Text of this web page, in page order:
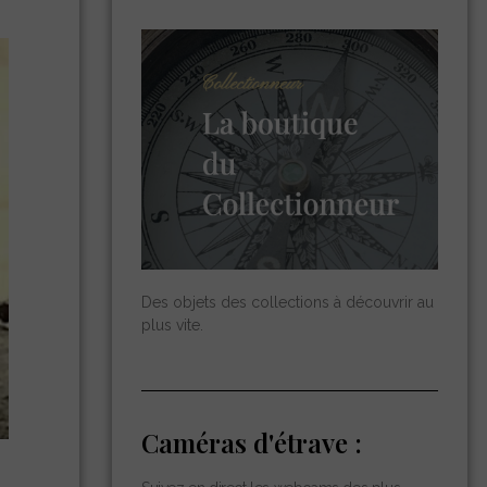
Des objets des collections à découvrir au
plus vite.
Caméras d'étrave :